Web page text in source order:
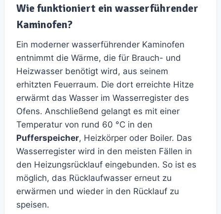
Wie funktioniert ein wasserführender
Kaminofen?
Ein moderner wasserführender Kaminofen
entnimmt die Wärme, die für Brauch- und
Heizwasser benötigt wird, aus seinem
erhitzten Feuerraum. Die dort erreichte Hitze
erwärmt das Wasser im Wasserregister des
Ofens. Anschließend gelangt es mit einer
Temperatur von rund 60 °C in den
Pufferspeicher, Heizkörper oder Boiler. Das
Wasserregister wird in den meisten Fällen in
den Heizungsrücklauf eingebunden. So ist es
möglich, das Rücklaufwasser erneut zu
erwärmen und wieder in den Rücklauf zu
speisen.